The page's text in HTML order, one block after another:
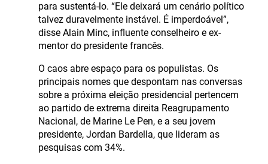
para sustentá-lo. “Ele deixará um cenário político
talvez duravelmente instável. É imperdoável”,
disse Alain Minc, influente conselheiro e ex-
mentor do presidente francês.
O caos abre espaço para os populistas. Os
principais nomes que despontam nas conversas
sobre a próxima eleição presidencial pertencem
ao partido de extrema direita Reagrupamento
Nacional, de Marine Le Pen, e a seu jovem
presidente, Jordan Bardella, que lideram as
pesquisas com 34%.